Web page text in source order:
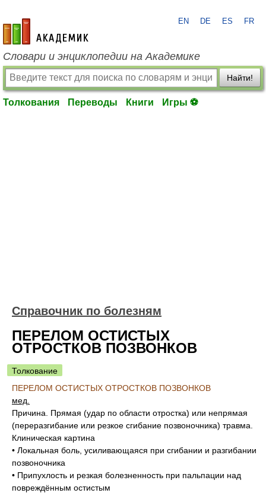
academic.ru
EN DE ES FR
Словари и энциклопедии на Академике
Найти!
Толкования Переводы Книги Игры ⚽
Справочник по болезням
ПЕРЕЛОМ ОСТИСТЫХ
ОТРОСТКОВ ПОЗВОНКОВ
Толкование
ПЕРЕЛОМ ОСТИСТЫХ ОТРОСТКОВ ПОЗВОНКОВ
мед.
Причина. Прямая (удар по области отростка) или непрямая
(переразгибание или резкое сгибание позвоночника) травма.
Клиническая картина
• Локальная боль, усиливающаяся при сгибании и разгибании
позвоночника
• Припухлость и резкая болезненность при пальпации над
повреждённым остистым